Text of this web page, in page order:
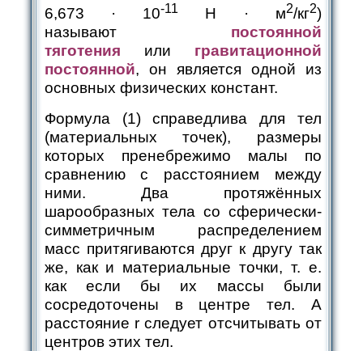
6,673 · 10-11 Н · м2/кг2)
называют постоянной
тяготения или гравитационной
постоянной, он является одной из
основных физических констант.
Формула (1) справедлива для тел
(материальных точек), размеры
которых пренебрежимо малы по
сравнению с расстоянием между
ними. Два протяжённых
шарообразных тела со сферически-
симметричным распределением
масс притягиваются друг к другу так
же, как и материальные точки, т. е.
как если бы их массы были
сосредоточены в центре тел. А
расстояние r следует отсчитывать от
центров этих тел.